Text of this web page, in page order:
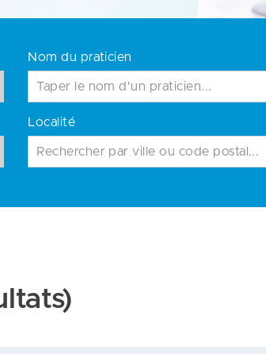
Nom du praticien
Localité
Rechercher par ville ou code postal...